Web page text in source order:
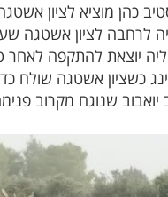
כשסטיב כהן מוציא
לציון אשטגה שעובר
יוצאת להתקפה לאחר
שנוגח מקרוב